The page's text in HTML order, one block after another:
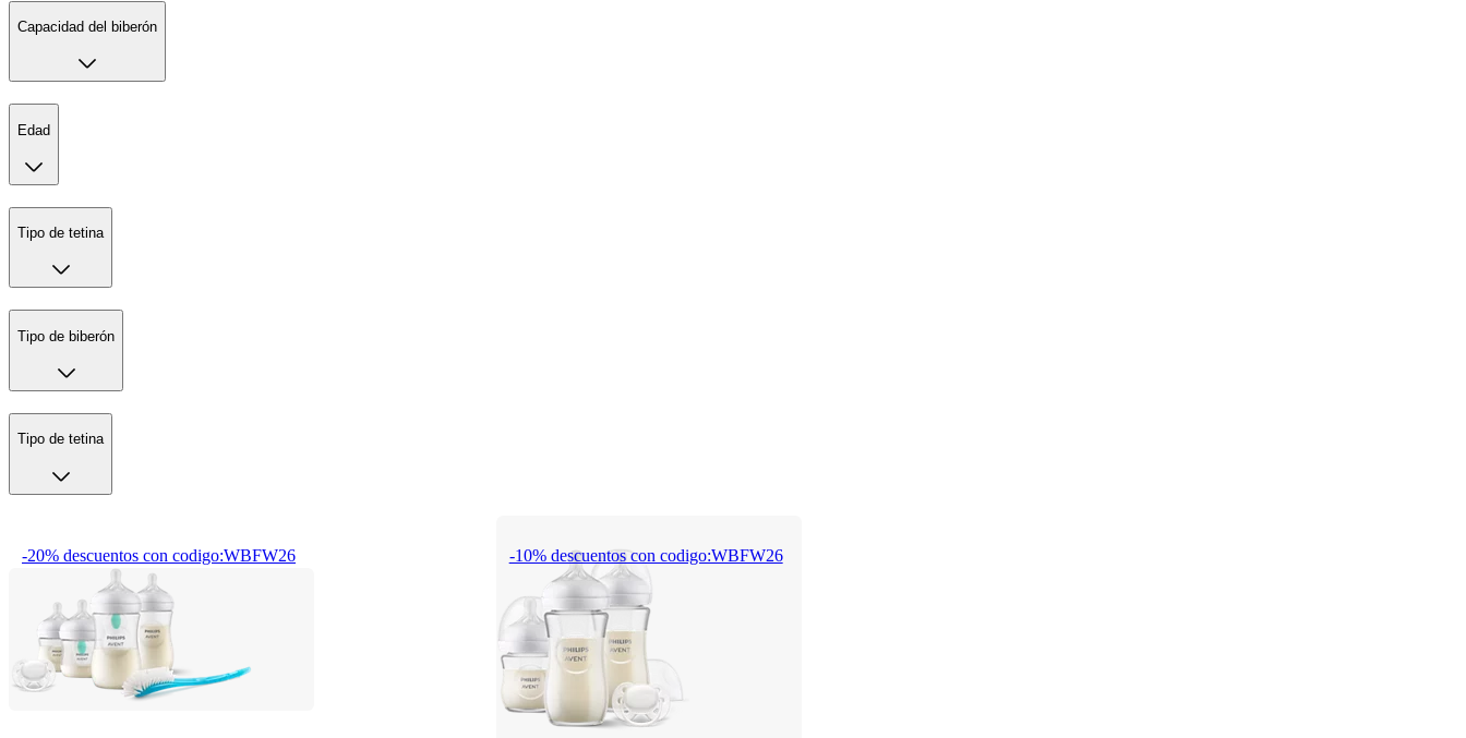
Capacidad del biberón
Edad
Tipo de tetina
Tipo de biberón
Tipo de tetina
-20% descuentos con codigo:WBFW26 -10% descuentos con codigo:WBFW26